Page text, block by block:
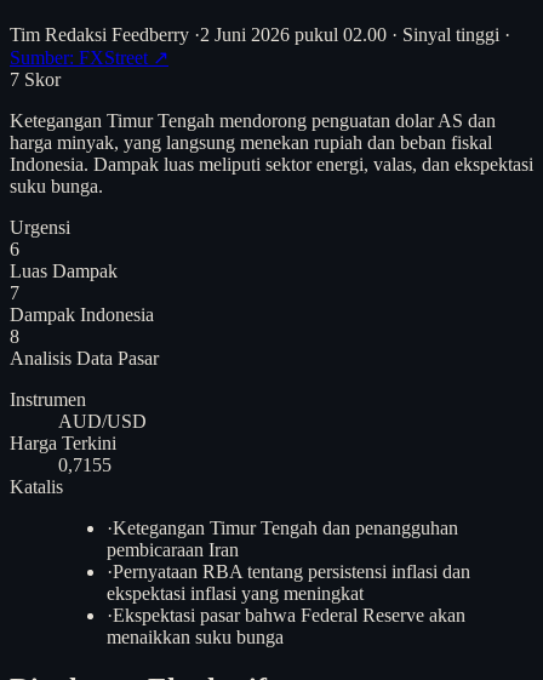
Tim Redaksi Feedberry ·2 Juni 2026 pukul 02.00 · Sinyal tinggi ·
Sumber: FXStreet ↗
7 Skor
Ketegangan Timur Tengah mendorong penguatan dolar AS dan
harga minyak, yang langsung menekan rupiah dan beban fiskal
Indonesia. Dampak luas meliputi sektor energi, valas, dan ekspektasi
suku bunga.
Urgensi
6
Luas Dampak
7
Dampak Indonesia
8
Analisis Data Pasar
Instrumen
AUD/USD
Harga Terkini
0,7155
Katalis
·Ketegangan Timur Tengah dan penangguhan
pembicaraan Iran
·Pernyataan RBA tentang persistensi inflasi dan
ekspektasi inflasi yang meningkat
·Ekspektasi pasar bahwa Federal Reserve akan
menaikkan suku bunga